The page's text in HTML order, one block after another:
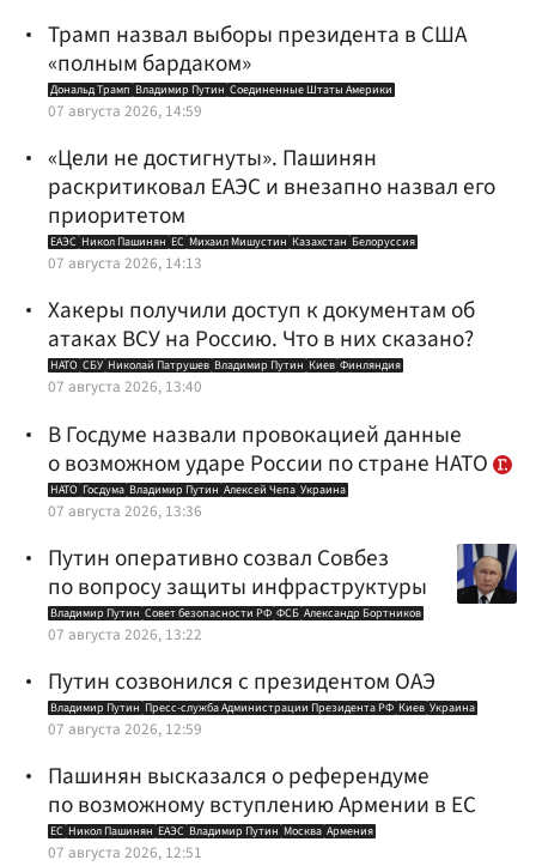
Трамп назвал выборы президента в США
«полным бардаком»
Дональд Трамп Владимир Путин Соединенные Штаты Америки
07 августа 2026, 14:59
«Цели не достигнуты». Пашинян
раскритиковал ЕАЭС и внезапно назвал его
приоритетом
ЕАЭС Никол Пашинян ЕС Михаил Мишустин Казахстан Белоруссия
07 августа 2026, 14:13
Хакеры получили доступ к документам об
атаках ВСУ на Россию. Что в них сказано?
НАТО СБУ Николай Патрушев Владимир Путин Киев Финляндия
07 августа 2026, 13:40
В Госдуме назвали провокацией данные
о возможном ударе России по стране НАТО
НАТО Госдума Владимир Путин Алексей Чепа Украина
07 августа 2026, 13:36
Путин оперативно созвал Совбез
по вопросу защиты инфраструктуры
Владимир Путин Совет безопасности РФ ФСБ Александр Бортников
07 августа 2026, 13:22
Путин созвонился с президентом ОАЭ
Владимир Путин Пресс-служба Администрации Президента РФ Киев Украина
07 августа 2026, 12:59
Пашинян высказался о референдуме
по возможному вступлению Армении в ЕС
ЕС Никол Пашинян ЕАЭС Владимир Путин Москва Армения
07 августа 2026, 12:51